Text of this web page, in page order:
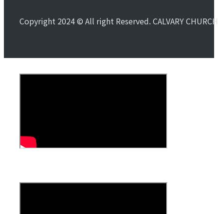
Copyright 2024 © All right Reserved. CALVARY CHURCH